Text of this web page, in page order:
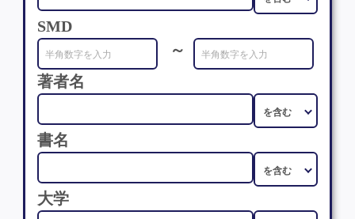
SMD
～
著者名
書名
大学